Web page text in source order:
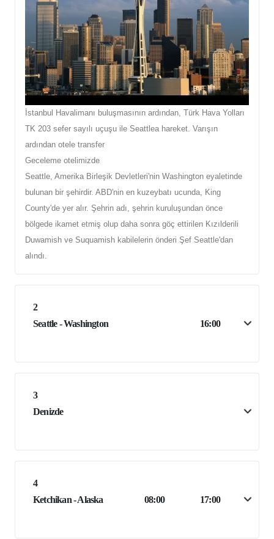
İstanbul Havalimanı buluşmasının ardından, Türk Hava Yolları
TK 203 sefer sayılı uçuşu ile Seattlea hareket. Varışın
ardından otele transfer
Geceleme otelimizde
Seattle, Amerika Birleşik Devletleri'nin Washington eyaletinde
bulunan bir şehirdir. ABD'nin en kuzeybatı ucunda, King
County'de yer alır. Şehrin adı, şehrin kuruluşundan önce
bölgede ikamet etmiş olup daha sonra göç ettirilen Kızılderili
Duwamish ve Suquamish kabilelerin önderi Şef Seattle'dan
alındı.
2
Seattle - Washington
16:00
3
Denizde
4
Ketchikan - Alaska
08:00 17:00